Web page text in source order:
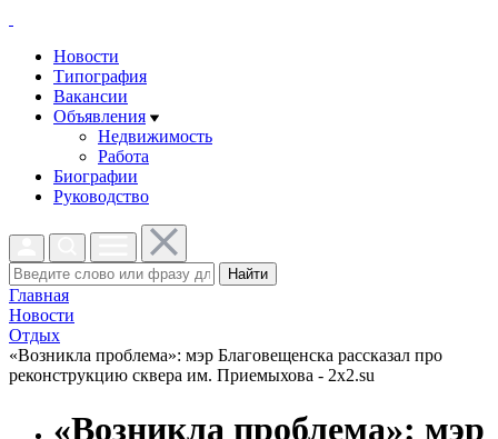
Новости
Типография
Вакансии
Объявления
Недвижимость
Работа
Биографии
Руководство
Найти
Главная
Новости
Отдых
«Возникла проблема»: мэр Благовещенска рассказал про
реконструкцию сквера им. Приемыхова - 2x2.su
«Возникла проблема»: мэр